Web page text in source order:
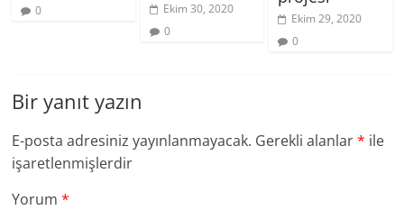
0
Ekim 30, 2020
0
Ekim 29, 2020
0
Bir yanıt yazın
E-posta adresiniz yayınlanmayacak. Gerekli alanlar* ile
işaretlenmişlerdir
Yorum*